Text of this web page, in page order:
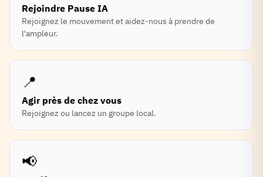
Rejoindre Pause IA
Rejoignez le mouvement et aidez-nous à prendre de
l'ampleur.
📍
Agir près de chez vous
Rejoignez ou lancez un groupe local.
📢